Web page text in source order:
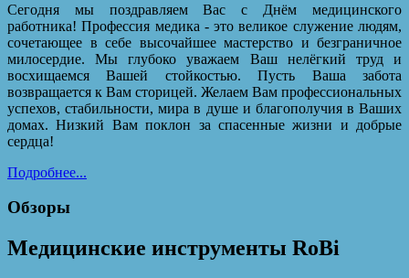
Сегодня мы поздравляем Вас с Днём медицинского
работника! Профессия медика - это великое служение людям,
сочетающее в себе высочайшее мастерство и безграничное
милосердие. Мы глубоко уважаем Ваш нелёгкий труд и
восхищаемся Вашей стойкостью. Пусть Ваша забота
возвращается к Вам сторицей. Желаем Вам профессиональных
успехов, стабильности, мира в душе и благополучия в Ваших
домах. Низкий Вам поклон за спасенные жизни и добрые
сердца!
Подробнее...
Обзоры
Медицинские инструменты RoBi